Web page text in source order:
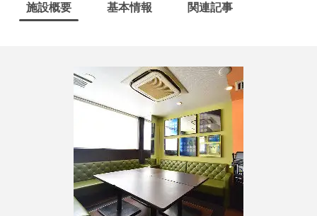
施設概要 基本情報 関連記事